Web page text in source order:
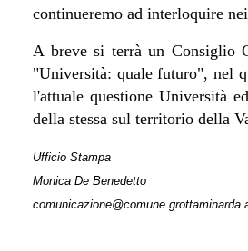
continueremo ad interloquire
A breve si terrà un Consiglio
"Università: quale futuro", nel
l'attuale questione Università
della stessa sul territorio della
Ufficio Stampa
Monica De Benedetto